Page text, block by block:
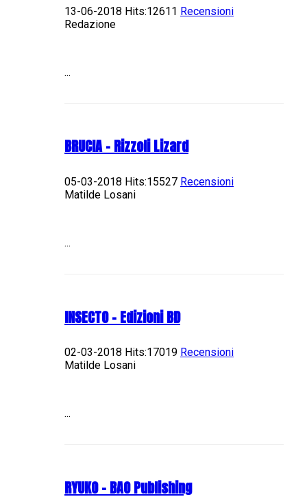
13-06-2018 Hits:12611 Recensioni
Redazione
...
BRUCIA - Rizzoli Lizard
05-03-2018 Hits:15527 Recensioni
Matilde Losani
...
INSECTO - Edizioni BD
02-03-2018 Hits:17019 Recensioni
Matilde Losani
...
RYUKO - BAO Publishing